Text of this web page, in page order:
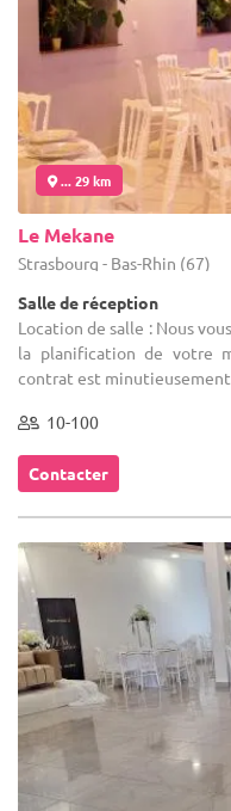
... 29 km
Le Mekane
Strasbourg - Bas-Rhin (67)
Salle de réception
Location de salle : Nous
la planification de votre
contrat est
10-100
Contacter